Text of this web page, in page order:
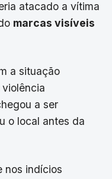
atacado a vítima
marcas visíveis
a situação
a ser
o local antes da
nos indícios